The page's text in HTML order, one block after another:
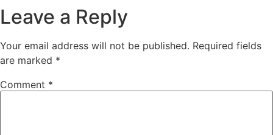
Leave a Reply
Your email address will not be published. Required fields
are marked *
Comment *